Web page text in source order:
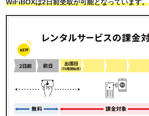
WiFiBOXは2日前受取が可能となっています。